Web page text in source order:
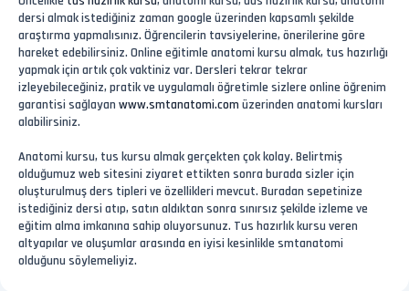
dersi almak istediğiniz zaman google üzerinden kapsamlı şekilde
araştırma yapmalısınız. Öğrencilerin tavsiyelerine, önerilerine göre
hareket edebilirsiniz. Online eğitimle anatomi kursu almak, tus hazırlığı
yapmak için artık çok vaktiniz var. Dersleri tekrar tekrar
izleyebileceğiniz, pratik ve uygulamalı öğretimle sizlere online öğrenim
garantisi sağlayan www.smtanatomi.com üzerinden anatomi kursları
alabilirsiniz.
Anatomi kursu, tus kursu almak gerçekten çok kolay. Belirtmiş
olduğumuz web sitesini ziyaret ettikten sonra burada sizler için
oluşturulmuş ders tipleri ve özellikleri mevcut. Buradan sepetinize
istediğiniz dersi atıp, satın aldıktan sonra sınırsız şekilde izleme ve
eğitim alma imkanına sahip oluyorsunuz. Tus hazırlık kursu veren
altyapılar ve oluşumlar arasında en iyisi kesinlikle smtanatomi
olduğunu söylemeliyiz.